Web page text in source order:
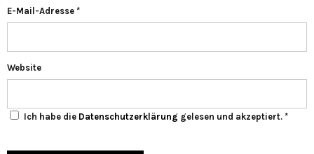
E-Mail-Adresse *
Website
Ich habe die Datenschutzerklärung gelesen und akzeptiert. *